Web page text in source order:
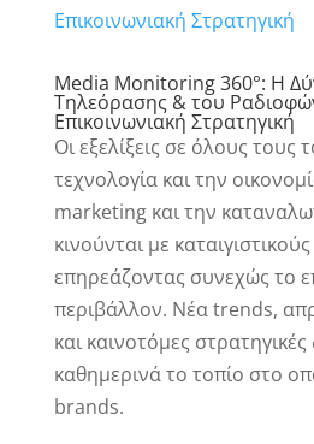
Media Monitoring 360°: Η
Τηλεόρασης & του
Επικοινωνιακή Στρατηγική
Οι εξελίξεις σε όλους τους
τεχνολογία και την
marketing και την
κινούνται με
επηρεάζοντας συνεχώς το
περιβάλλον. Νέα trends,
και καινοτόμες
καθημερινά το τοπίο στο
brands.